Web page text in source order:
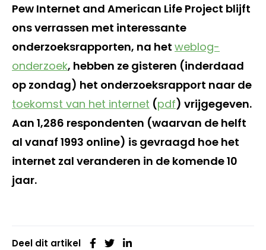
Pew Internet and American Life Project blijft
ons verrassen met interessante
onderzoeksrapporten, na het weblog-
onderzoek, hebben ze gisteren (inderdaad
op zondag) het onderzoeksrapport naar de
toekomst van het internet (pdf) vrijgegeven.
Aan 1,286 respondenten (waarvan de helft
al vanaf 1993 online) is gevraagd hoe het
internet zal veranderen in de komende 10
jaar.
Deel dit artikel